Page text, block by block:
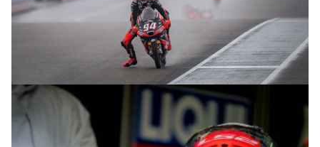
© R.Lekl